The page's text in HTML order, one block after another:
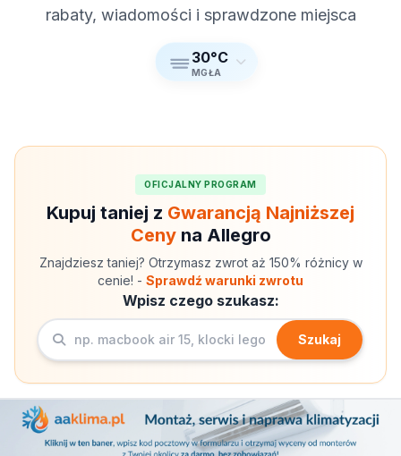
rabaty, wiadomości i sprawdzone miejsca
30°C
MGŁA
OFICJALNY PROGRAM
Kupuj taniej z Gwarancją Najniższej
Cenyna Allegro
Znajdziesz taniej? Otrzymasz zwrot aż 150% różnicy w
cenie! - Sprawdź warunki zwrotu
Wpisz czego szukasz:
Szukaj